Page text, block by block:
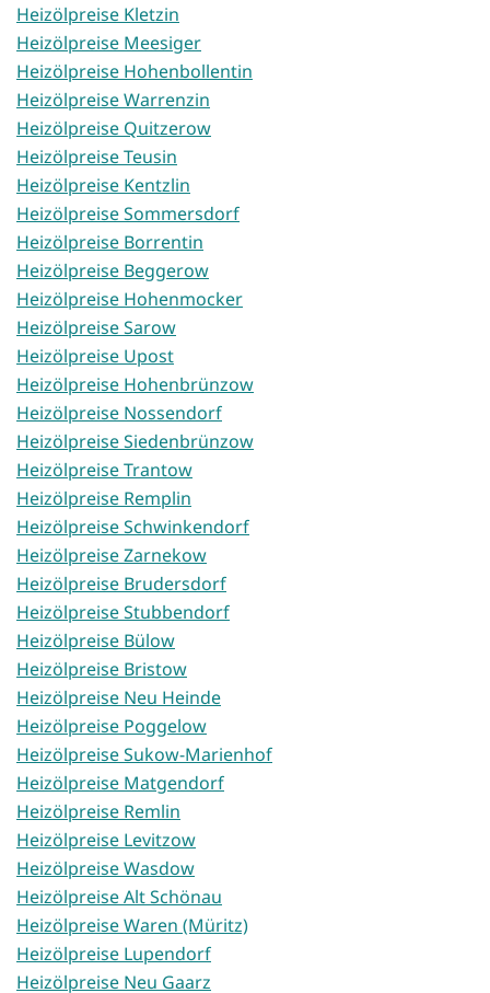
Heizölpreise Kletzin
Heizölpreise Meesiger
Heizölpreise Hohenbollentin
Heizölpreise Warrenzin
Heizölpreise Quitzerow
Heizölpreise Teusin
Heizölpreise Kentzlin
Heizölpreise Sommersdorf
Heizölpreise Borrentin
Heizölpreise Beggerow
Heizölpreise Hohenmocker
Heizölpreise Sarow
Heizölpreise Upost
Heizölpreise Hohenbrünzow
Heizölpreise Nossendorf
Heizölpreise Siedenbrünzow
Heizölpreise Trantow
Heizölpreise Remplin
Heizölpreise Schwinkendorf
Heizölpreise Zarnekow
Heizölpreise Brudersdorf
Heizölpreise Stubbendorf
Heizölpreise Bülow
Heizölpreise Bristow
Heizölpreise Neu Heinde
Heizölpreise Poggelow
Heizölpreise Sukow-Marienhof
Heizölpreise Matgendorf
Heizölpreise Remlin
Heizölpreise Levitzow
Heizölpreise Wasdow
Heizölpreise Alt Schönau
Heizölpreise Waren (Müritz)
Heizölpreise Lupendorf
Heizölpreise Neu Gaarz